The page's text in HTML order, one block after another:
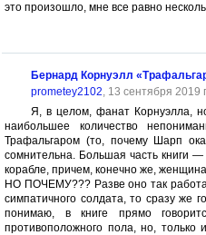
это произошло, мне все равно
Бернард Корнуэлл
prometey2102, 13 сентября 2019
Я, в целом, фанат Корнуэлла,
наибольшее количество
Трафальгаром (то, почему Шарп
сомнительна. Большая часть книги
корабле, причем, конечно же,
НО ПОЧЕМУ??? Разве оно так
симпатичного солдата, то сразу же
понимаю, в книге прямо
противоположного пола, но,